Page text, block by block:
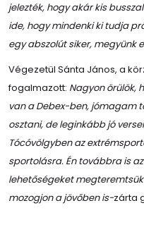
jelezték, hogy akár kis
ide, hogy mindenki ki tudja
egy abszolút siker, megyünk
Végezetül Sánta János, a
fogalmazott: Nagyon örülök,
van a Debex-ben, jómagam
osztani, de leginkább jó
Tócóvölgyben az
sportolásra. Én továbbra is
lehetőségeket
mozogjon a jövőben is-zárta